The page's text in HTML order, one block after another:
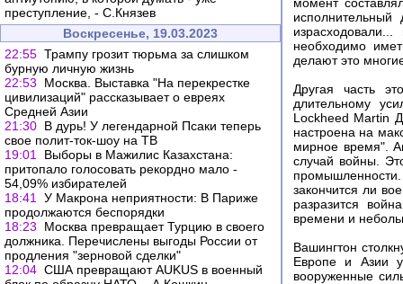
преступление, - С.Князев
Воскресенье, 19.03.2023
22:55 Трампу грозит тюрьма за слишком
бурную личную жизнь
22:53
Москва. Выставка "На перекрестке
цивилизаций" рассказывает о евреях
Средней Азии
21:30 В дурь! У легендарной Псаки теперь
свое полит-ток-шоу на ТВ
19:01
Выборы в Мажилис Казахстана:
притопало голосовать рекордно мало -
54,09% избирателей
18:41
У Макрона неприятности: В Париже
продолжаются беспорядки
18:23
Москва превращает Турцию в своего
должника. Перечислены выгоды России от
продления "зерновой сделки"
12:04 США превращают AUKUS в военный
необходимо
делают это
Другая часть
длительному
Lockheed Martin
настроена на
мирное время".
случай войны.
закончится ли
разразится
времени и
Вашингтон
Европе и Азии
вооруженные